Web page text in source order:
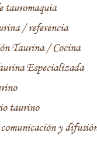
tauromaquia
/ referencia
Taurina / Cocina
Especializada
taurino
y